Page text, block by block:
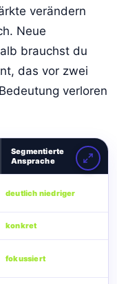
verändern
Neue
brauchst du
das vor zwei
verloren
Segmentierte
Ansprache
deutlich niedriger
konkret
fokussiert